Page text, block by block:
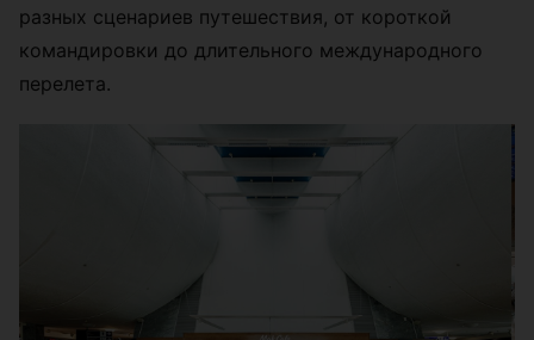
разных сценариев путешествия, от короткой
командировки до длительного международного
перелета.